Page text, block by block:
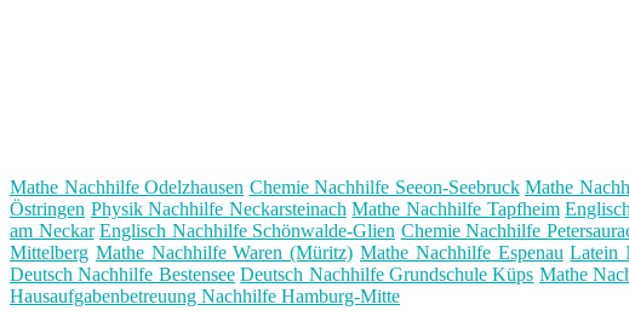
Mathe Nachhilfe Odelzhausen Chemie Nachhilfe Seeon-Seebruck Mathe
Östringen Physik Nachhilfe Neckarsteinach Mathe Nachhilfe Tapfheim
am Neckar Englisch Nachhilfe Schönwalde-Glien Chemie Nachhilfe
Mittelberg Mathe Nachhilfe Waren (Müritz) Mathe Nachhilfe Espenau Latein
Deutsch Nachhilfe Bestensee Deutsch Nachhilfe Grundschule Küps Mathe
Hausaufgabenbetreuung Nachhilfe Hamburg-Mitte